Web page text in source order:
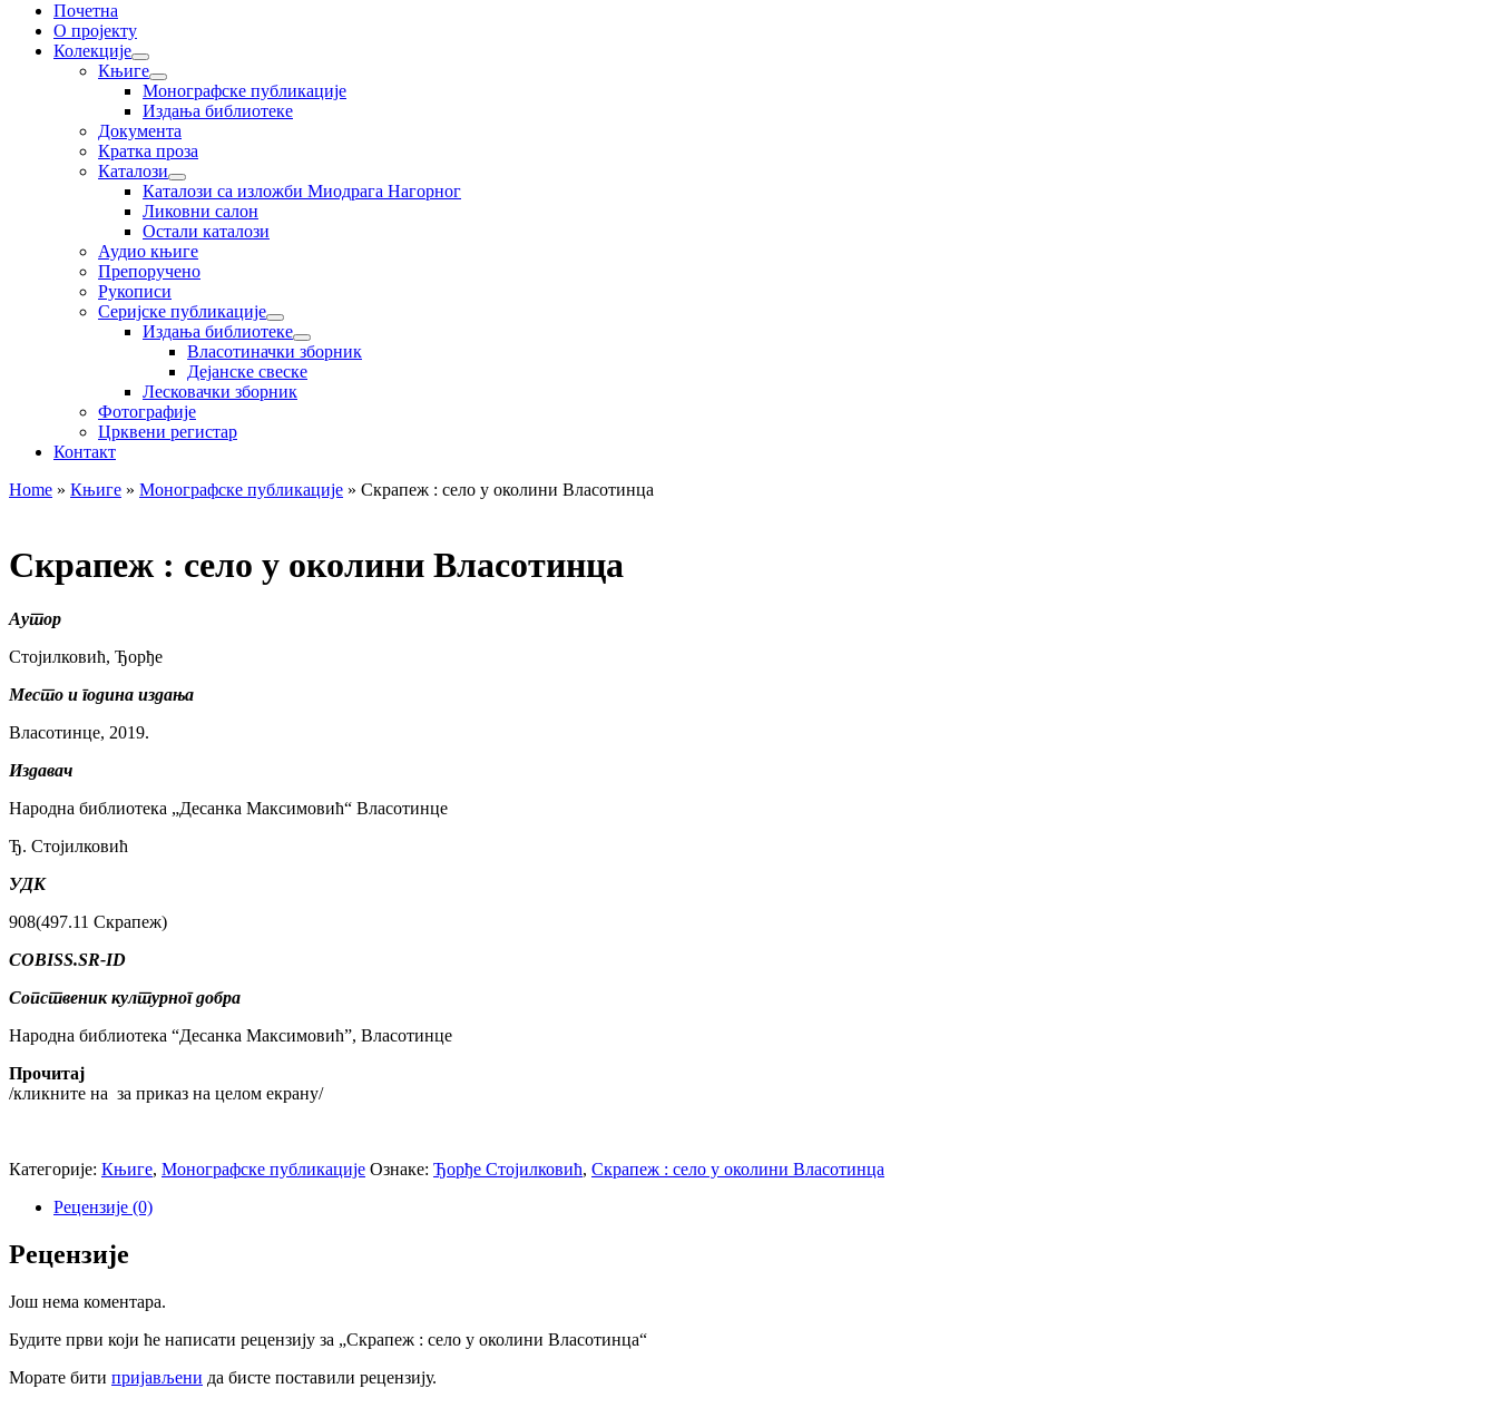
Почетна
О пројекту
Колекције
Књиге
Монографске публикације
Издања библиотеке
Документа
Кратка проза
Каталози
Каталози са изложби Миодрага Нагорног
Ликовни салон
Остали каталози
Аудио књиге
Препоручено
Рукописи
Серијске публикације
Издања библиотеке
Власотиначки зборник
Дејанске свеске
Лесковачки зборник
Фотографије
Црквени регистар
Контакт
Home » Књиге » Монографске публикације » Скрапеж : село у околини Власотинца
Скрапеж : село у околини Власотинца
Аутор
Стојилковић, Ђорђе
Место и година издања
Власотинце, 2019.
Издавач
Народна библиотека „Десанка Максимовић“ Власотинце
Ђ. Стојилковић
УДК
908(497.11 Скрапеж)
COBISS.SR-ID
Сопственик културног добра
Народна библиотека “Десанка Максимовић”, Власотинце
Прочитај
/кликните на за приказ на целом екрану/
Категорије: Књиге, Монографске публикације Ознаке: Ђорђе Стојилковић, Скрапеж : село у околини Власотинца
Рецензије (0)
Рецензије
Још нема коментара.
Будите први који ће написати рецензију за „Скрапеж : село у околини Власотинца“
Морате бити пријављени да бисте поставили рецензију.